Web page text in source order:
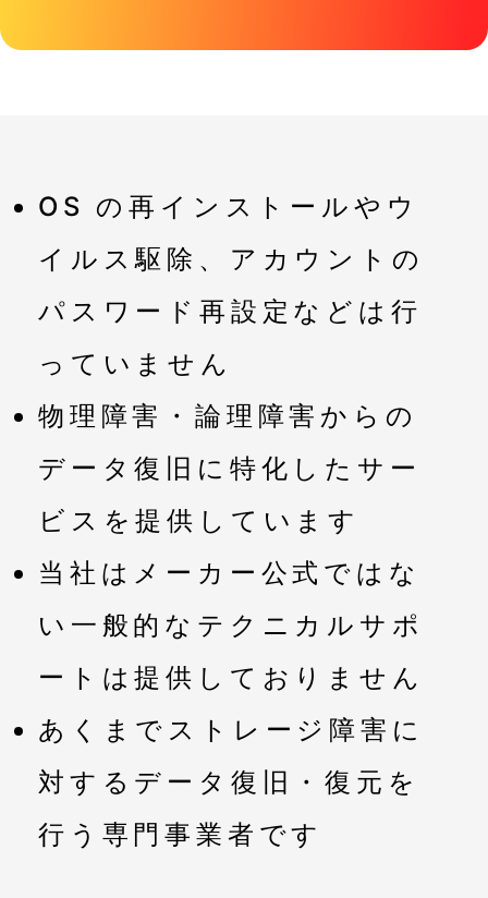
OS の再インストールやウ
イルス駆除、アカウントの
パスワード再設定などは行
っていません
物理障害・論理障害からの
データ復旧に特化したサー
ビスを提供しています
当社はメーカー公式ではな
い一般的なテクニカルサポ
ートは提供しておりません
あくまでストレージ障害に
対するデータ復旧・復元を
行う専門事業者です